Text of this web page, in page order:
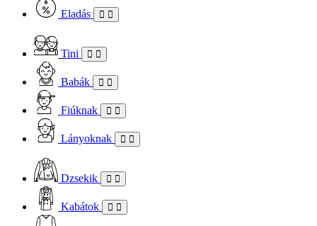
Eladás
Tini
Babák
Fiúknak
Lányoknak
Dzsekik
Kabátok